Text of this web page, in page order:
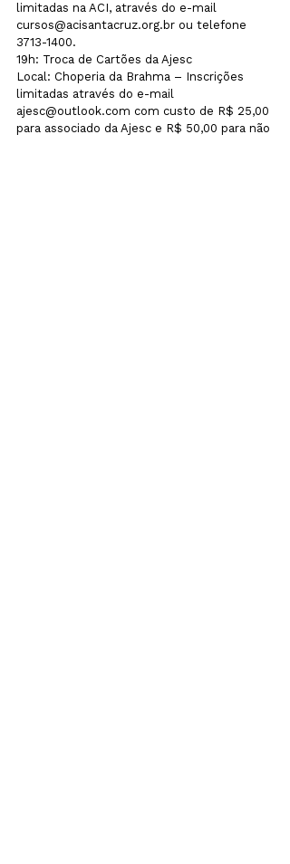
limitadas na ACI, através do e-mail
cursos@acisantacruz.org.br ou telefone
3713-1400.
19h: Troca de Cartões da Ajesc
Local: Choperia da Brahma – Inscrições
limitadas através do e-mail
ajesc@outlook.com com custo de R$ 25,00
para associado da Ajesc e R$ 50,00 para não